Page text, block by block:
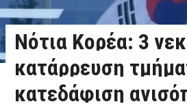
Νότια Κορέα: 3
κατάρρευση
κατεδάφιση